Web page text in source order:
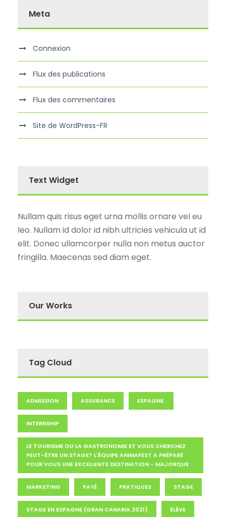
Meta
Connexion
Flux des publications
Flux des commentaires
Site de WordPress-FR
Text Widget
Nullam quis risus eget urna mollis ornare vel eu
leo. Nullam id dolor id nibh ultricies vehicula ut id
elit. Donec ullamcorper nulla non metus auctor
fringilla. Maecenas sed diam eget.
Our Works
Tag Cloud
ADMISSION ASSURANCE ESPAGNE.
INTERNSHIP
LE TOURISME OU LA GASTRONOMIE ET VOUS CHERCHEZ
PEUT-ÊTRE UN STAGE? L'ÉQUIPE ANIMAFEST A PRÉPARÉ
POUR VOUS UNE EXCELLENTE DESTINATION - MAJORQUE
MARKETING PAYÉ PRATIQUES STAGE
STAGE EN ESPAGNE (GRAN CANARIA 2021) ÉLÈVE